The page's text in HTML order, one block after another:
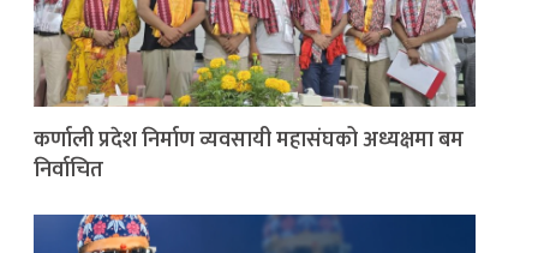
कर्णाली प्रदेश निर्माण व्यवसायी महासंघको अध्यक्षमा बम
निर्वाचित